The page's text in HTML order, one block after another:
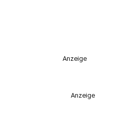
Anzeige
Anzeige